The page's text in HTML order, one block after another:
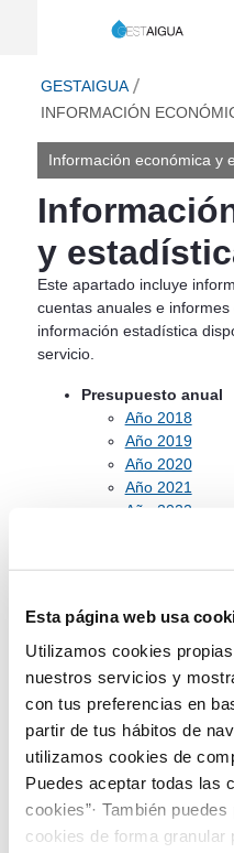
Esta página web usa
Utilizamos cookies
nuestros servicios y
con tus preferencias en
partir de tus hábitos de
utilizamos cookies de
Puedes aceptar todas las
cookies”· También
cookies de forma granular
Información
GESTAIGUA
INFORMACIÓN
Información económica y
y
Este apartado incluye
cuentas anuales e
información estadística
servicio.
Presupuesto anual
Año 2018
Año 2019
Año 2020
Año 2021
Año 2022
Año 2014
Año 2015
Año 2016
Año 2017
Año 2018
Año 2019